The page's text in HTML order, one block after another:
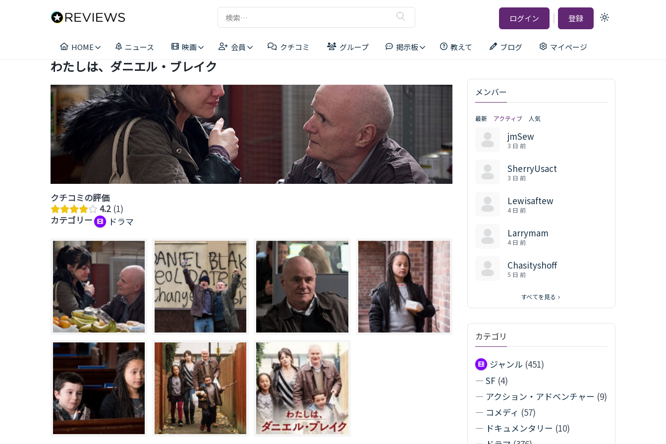
検
索:
ログイン | 登録
Light
HOME ニュース 映画 会員 クチコミ グループ 掲示板 教えて ブログ マイページ
わたしは、ダニエル・ブレイク
クチコミの評価
4.2 1
カテゴリー
ドラマ
メンバー
最新 アクティブ 人気
jmSew
3 日 前
SherryUsact
3 日 前
Lewisaftew
4 日 前
Larrymam
4 日 前
Chasityshoff
5 日 前
すべてを見る
カテゴリ
ジャンル (451)
— SF (4)
— アクション・アドベンチャー (9)
— コメディ (57)
— ドキュメンタリー (10)